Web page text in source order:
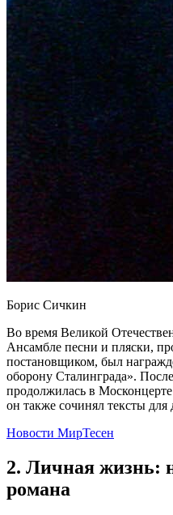
Борис Сичкин
Во время Великой
Ансамбле песни и пляски,
постановщиком, был
оборону Сталинграда».
продолжилась в
он также сочинял тексты для
Новости МирТесен
2. Личная жизнь:
романа